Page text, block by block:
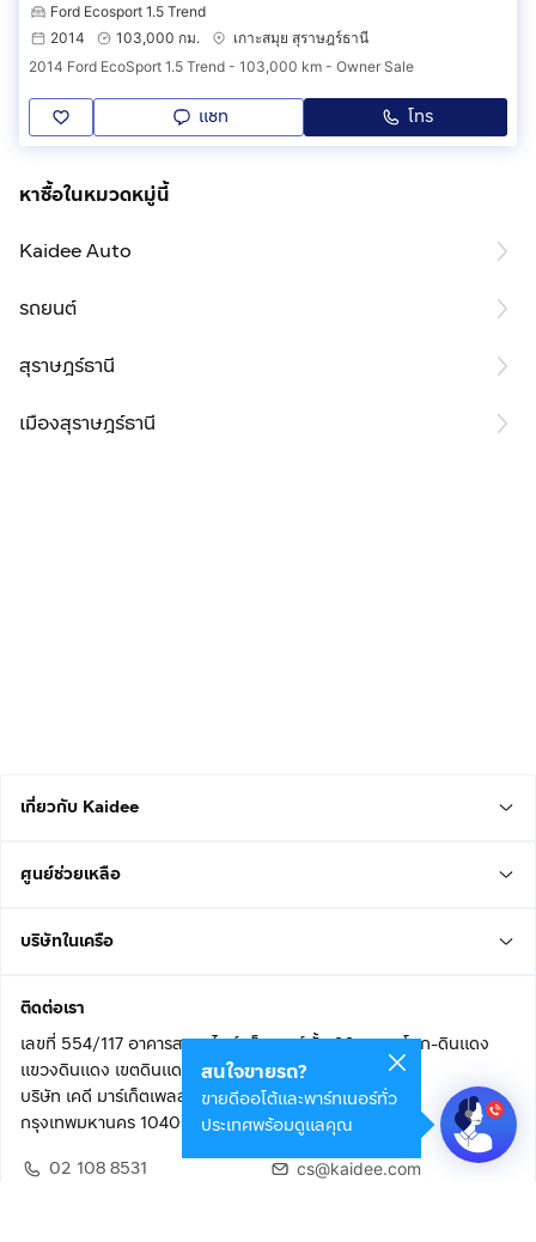
Ford Ecosport 1.5 Trend
2014
103,000 กม.
เกาะสมุย สุราษฎร์ธานี
2014 Ford EcoSport 1.5 Trend - 103,000 km - Owner Sale
แชท โทร
หาซื้อในหมวดหมู่นี้
Kaidee Auto
รถยนต์
สุราษฎร์ธานี
เมืองสุราษฎร์ธานี
เกี่ยวกับ Kaidee
ศูนย์ช่วยเหลือ
บริษัทในเครือ
ติดต่อเรา
เลขที่ 554/117 อาคารสกายไนน์ เซ็นเตอร์ ชั้น 22 ถนนอโศก-ดินแดง
แขวงดินแดง เขตดินแดง
บริษัท เคดี มาร์เก็ตเพลส จำกัด (สำนักงานใหญ่)
กรุงเทพมหานคร 10400
02 108 8531
cs@kaidee.com
สนใจขายรถ?
ขายดีออโต้และพาร์ทเนอร์ทั่ว
ประเทศพร้อมดูแลคุณ